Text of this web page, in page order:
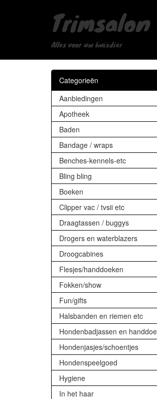
Alles voor uw huisdier
Categorieën
Aanbiedingen
Apotheek
Baden
Bandage / wraps
Benches-kennels-etc
Bling bling
Boeken
Clipper vac / tvsii etc
Draagtassen / buggys
Drogers en waterblazers
Droogcabines
Flesjes/handdoeken
Fokken/show
Fun/gifts
Halsbanden en riemen etc
Hondenbadjassen en
Hondenjasjes/schoentjes
Hondenspeelgoed
Hygiene
In het haar